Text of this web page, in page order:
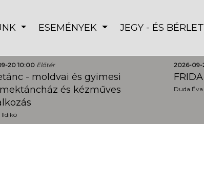
ESEMÉNYEK JEGY - ÉS
20 10:00 Előtér
- moldvai és gyimesi
és kézműves
Ildikó
2026-09-
Duda